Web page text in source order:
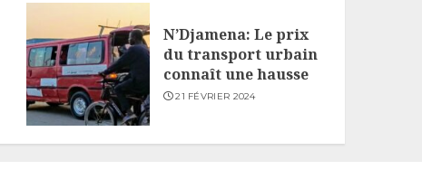
N’Djamena: Le prix
du transport urbain
connaît une hausse
21 FÉVRIER 2024